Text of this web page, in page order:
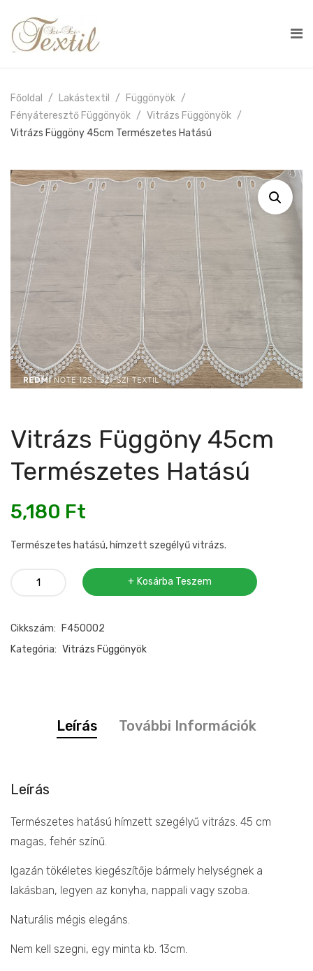
Főoldal Lakástextil
Függönyök
Fényáteresztő Függönyök
Vitrázs Függönyök
Vitrázs Függöny 45cm Természetes Hatású
Vitrázs Függöny 45cm
Természetes Hatású
5,180 Ft
Természetes hatású, hímzett szegélyű vitrázs.
Vitrázs
természetes
hatású
Kosárba Teszem
Cikkszám:
F450002
Kategória: Vitrázs Függönyök
Leírás További Információk
Leírás
Természetes hatású hímzett szegélyű vitrázs. 45 cm
magas, fehér színű.
Igazán tökéletes kiegészítője bármely helységnek a
lakásban, legyen az konyha, nappali vagy szoba.
Naturális mégis elegáns.
Nem kell szegni, egy minta kb. 13cm.